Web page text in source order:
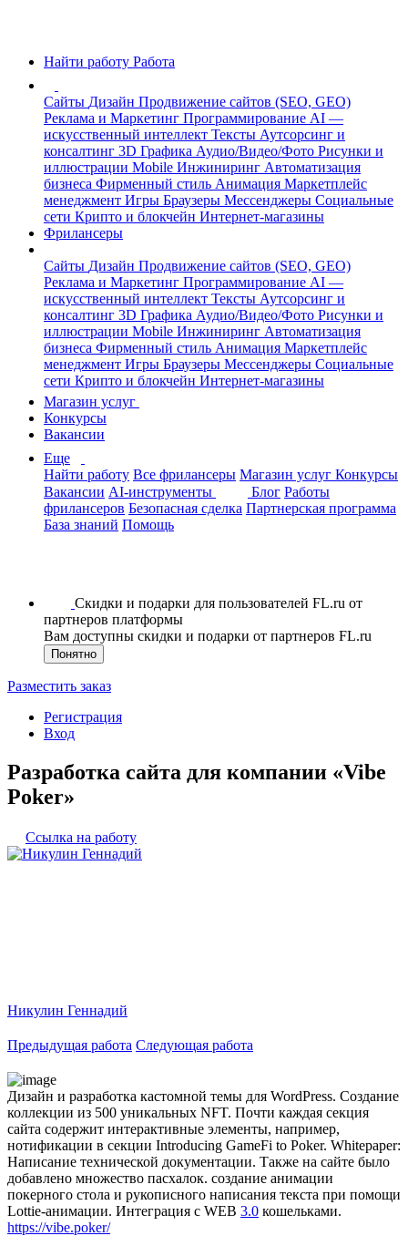
Найти работу Работа
Сайты Дизайн Продвижение сайтов (SEO, GEO)
Реклама и Маркетинг Программирование AI —
искусственный интеллект Тексты Аутсорсинг и
консалтинг 3D Графика Аудио/Видео/Фото Рисунки и
иллюстрации Mobile Инжиниринг Автоматизация
бизнеса Фирменный стиль Анимация Маркетплейс
менеджмент Игры Браузеры Мессенджеры Социальные
сети Крипто и блокчейн Интернет-магазины
Фрилансеры
Сайты Дизайн Продвижение сайтов (SEO, GEO)
Реклама и Маркетинг Программирование AI —
искусственный интеллект Тексты Аутсорсинг и
консалтинг 3D Графика Аудио/Видео/Фото Рисунки и
иллюстрации Mobile Инжиниринг Автоматизация
бизнеса Фирменный стиль Анимация Маркетплейс
менеджмент Игры Браузеры Мессенджеры Социальные
сети Крипто и блокчейн Интернет-магазины
Магазин услуг
Конкурсы
Вакансии
Еще
Найти работу Все фрилансеры Магазин услуг Конкурсы
Вакансии AI-инструменты Блог Работы
фрилансеров Безопасная сделка Партнерская программа
База знаний Помощь
Скидки и подарки для пользователей FL.ru от
партнеров платформы
Вам доступны скидки и подарки от партнеров FL.ru
Понятно
Разместить заказ
Регистрация
Вход
Разработка сайта для компании «Vibe
Poker»
Ссылка на работу
Никулин Геннадий
Предыдущая работа Следующая работа
Дизайн и разработка кастомной темы для WordPress. Создание
коллекции из 500 уникальных NFT. Почти каждая секция
сайта содержит интерактивные элементы, например,
нотификации в секции Introducing GameFi to Poker. Whitepaper:
Написание технической документации. Также на сайте было
добавлено множество пасхалок. создание анимации
покерного стола и рукописного написания текста при помощи
Lottie-анимации. Интеграция с WEB 3.0 кошельками.
https://vibe.poker/